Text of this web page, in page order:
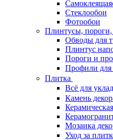
Стеклообои
Фотообои
Плинтусы,
Обводы для
Плинтус
Пороги и
Профили для
Плитка
Всё для
Камень
Мозаика
Уход за